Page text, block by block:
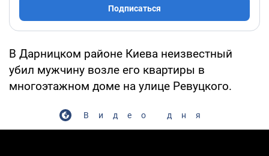
Подписаться
В Дарницком районе Киева неизвестный
убил мужчину возле его квартиры в
многоэтажном доме на улице Ревуцкого.
Видео дня